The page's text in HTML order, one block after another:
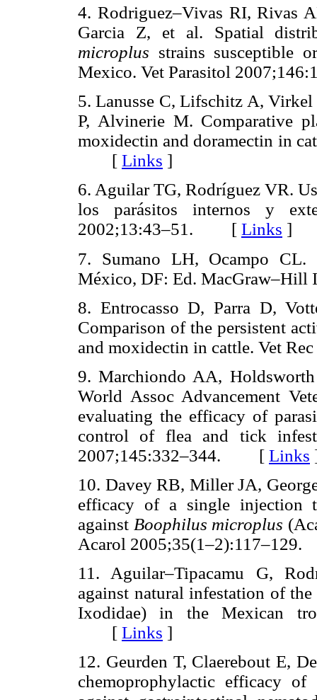
4. Rodriguez–Vivas RI, Rivas
Garcia Z, et al. Spatial
microplus strains susceptible
Mexico. Vet Parasitol
5. Lanusse C, Lifschitz A, Virkel
P, Alvinerie M. Comparative
moxidectin and doramectin in
[ Links ]
6. Aguilar TG, Rodríguez VR.
los parásitos internos y
2002;13:43–51. [ Links ]
7. Sumano LH, Ocampo CL.
México, DF: Ed.
8. Entrocasso D, Parra D,
Comparison of the persistent
and moxidectin in cattle. Vet
9. Marchiondo AA,
World Assoc Advancement
evaluating the efficacy of
control of flea and tick
2007;145:332–344. [ Links
10. Davey RB, Miller JA,
efficacy of a single injection
against Boophilus microplus
Acarol
11. Aguilar–Tipacamu G,
against natural infestation of
Ixodidae) in the Mexican
[ Links ]
12. Geurden T, Claerebout E,
chemoprophylactic efficacy